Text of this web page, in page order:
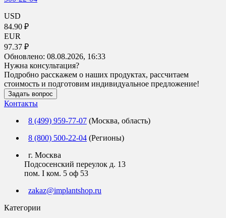
USD
84.90 ₽
EUR
97.37 ₽
Обновлено: 08.08.2026, 16:33
Нужна консультация?
Подробно расскажем о наших продуктах, рассчитаем
стоимость и подготовим индивидуальное предложение!
Задать вопрос
Контакты
8 (499) 959-77-07 (Москва, область)
8 (800) 500-22-04 (Регионы)
г. Москва
Подсосенский переулок д. 13
пом. I ком. 5 оф 53
zakaz@implantshop.ru
Категории